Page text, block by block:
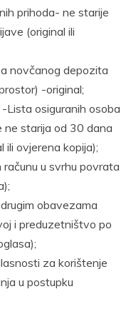
prihoda- ne starije
(original ili
novčanog depozita
-original;
Lista osiguranih osoba
ne starija od 30 dana
ili ovjerena kopija);
u svrhu povrata
obavezama
i preduzetništvo po
za korištenje
u postupku